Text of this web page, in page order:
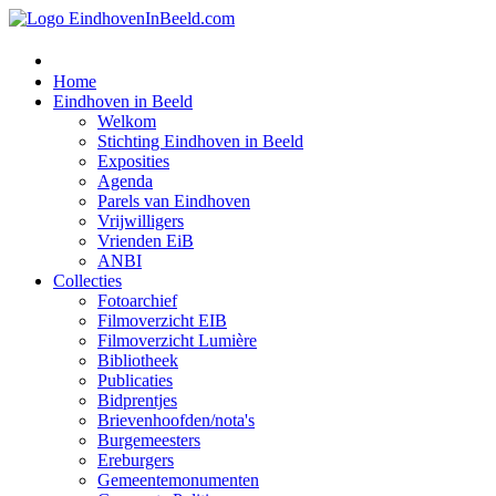
Home
Eindhoven in Beeld
Welkom
Stichting Eindhoven in Beeld
Exposities
Agenda
Parels van Eindhoven
Vrijwilligers
Vrienden EiB
ANBI
Collecties
Fotoarchief
Filmoverzicht EIB
Filmoverzicht Lumière
Bibliotheek
Publicaties
Bidprentjes
Brievenhoofden/nota's
Burgemeesters
Ereburgers
Gemeentemonumenten